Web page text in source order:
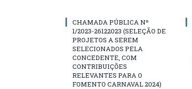
CHAMADA PÚBLICA Nº
1/2023-26122023 (SELEÇÃO DE
PROJETOS A SEREM
SELECIONADOS PELA
CONCEDENTE, COM
CONTRIBUIÇÕES
RELEVANTES PARA O
FOMENTO CARNAVAL 2024)